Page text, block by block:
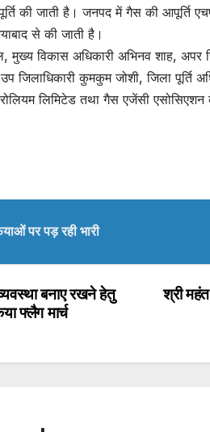
की जाती है। जनपद में गैस की आपूर्ति
से की जाती है।
मुख्य विकास अधिकारी अभिनव शाह, अपर
जिलाधिकारी कुमकुम जोशी, जिला पूर्ति
लिमिटेड तथा गैस एजेंसी
पर पड़ रही भारी
श्री
बनाए रखने हेतु
फ्लैग मार्च